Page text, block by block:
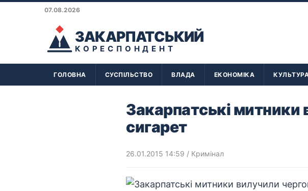
07.08.2026
ЗАКАРПАТСЬКИЙ
КОРЕСПОНДЕНТ
ГОЛОВНА СУСПІЛЬСТВО ВЛАДА ЕКОНОМІКА
Закарпатські митники
сигарет
26.01.2015 14:59 / Кримінал